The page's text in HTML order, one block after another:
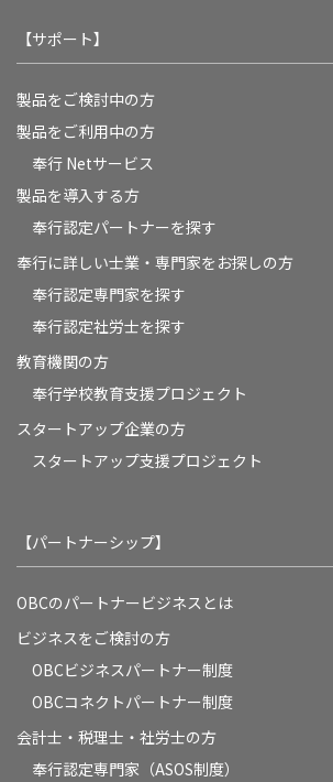
【サポート】
製品をご検討中の方
製品をご利用中の方
奉行 Netサービス
製品を導入する方
奉行認定パートナーを探す
奉行に詳しい士業・専門家をお探しの方
奉行認定専門家を探す
奉行認定社労士を探す
教育機関の方
奉⾏学校教育⽀援プロジェクト
スタートアップ企業の方
スタートアップ支援プロジェクト
【パートナーシップ】
OBCのパートナービジネスとは
ビジネスをご検討の方
OBCビジネスパートナー制度
OBCコネクトパートナー制度
会計士・税理士・社労士の方
奉行認定専門家（ASOS制度）